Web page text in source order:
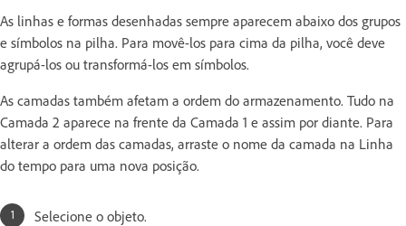
As linhas e formas desenhadas sempre aparecem abaixo dos grupos
e símbolos na pilha. Para movê-los para cima da pilha, você deve
agrupá-los ou transformá-los em símbolos.
As camadas também afetam a ordem do armazenamento. Tudo na
Camada 2 aparece na frente da Camada 1 e assim por diante. Para
alterar a ordem das camadas, arraste o nome da camada na Linha
do tempo para uma nova posição.
Selecione o objeto.